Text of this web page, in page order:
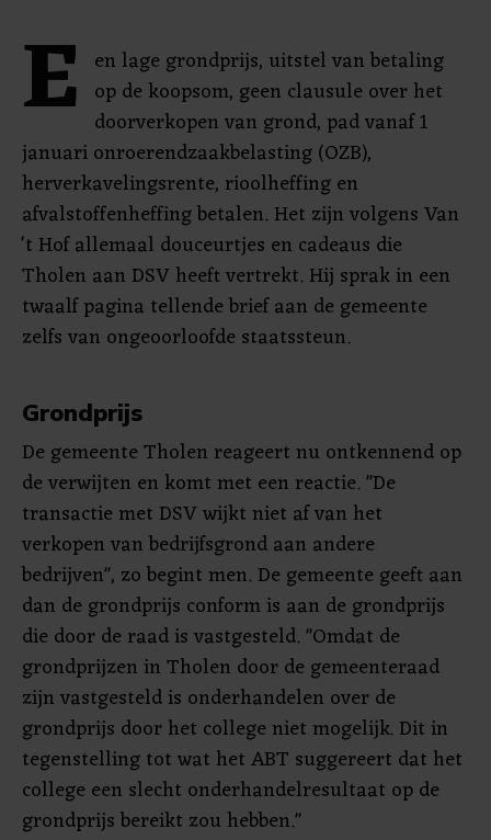
E en lage grondprijs, uitstel van betaling
op de koopsom, geen clausule over het
doorverkopen van grond, pad vanaf 1
januari onroerendzaakbelasting (OZB),
herverkavelingsrente, rioolheffing en
afvalstoffenheffing betalen. Het zijn volgens Van
't Hof allemaal douceurtjes en cadeaus die
Tholen aan DSV heeft vertrekt. Hij sprak in een
twaalf pagina tellende brief aan de gemeente
zelfs van ongeoorloofde staatssteun.
Grondprijs
De gemeente Tholen reageert nu ontkennend op
de verwijten en komt met een reactie. "De
transactie met DSV wijkt niet af van het
verkopen van bedrijfsgrond aan andere
bedrijven", zo begint men. De gemeente geeft aan
dan de grondprijs conform is aan de grondprijs
die door de raad is vastgesteld. "Omdat de
grondprijzen in Tholen door de gemeenteraad
zijn vastgesteld is onderhandelen over de
grondprijs door het college niet mogelijk. Dit in
tegenstelling tot wat het ABT suggereert dat het
college een slecht onderhandelresultaat op de
grondprijs bereikt zou hebben."